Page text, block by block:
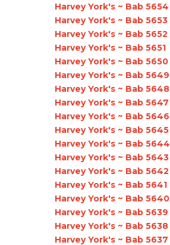
Harvey York's ~ Bab 5654
Harvey York's ~ Bab 5653
Harvey York's ~ Bab 5652
Harvey York's ~ Bab 5651
Harvey York's ~ Bab 5650
Harvey York's ~ Bab 5649
Harvey York's ~ Bab 5648
Harvey York's ~ Bab 5647
Harvey York's ~ Bab 5646
Harvey York's ~ Bab 5645
Harvey York's ~ Bab 5644
Harvey York's ~ Bab 5643
Harvey York's ~ Bab 5642
Harvey York's ~ Bab 5641
Harvey York's ~ Bab 5640
Harvey York's ~ Bab 5639
Harvey York's ~ Bab 5638
Harvey York's ~ Bab 5637